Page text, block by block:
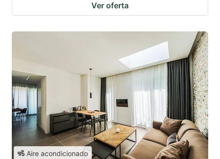
Ver oferta
Aire acondicionado